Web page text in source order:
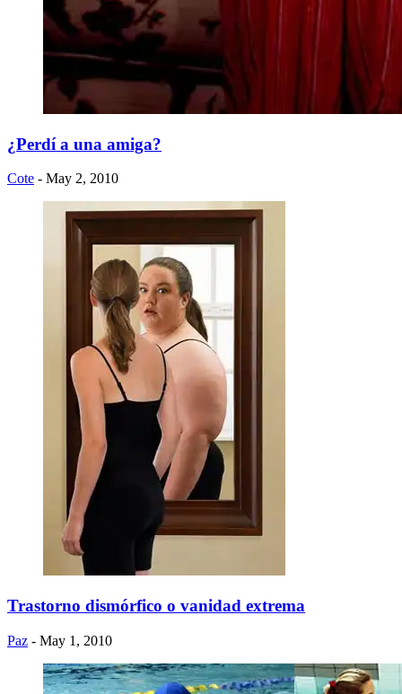
¿Perdí a una amiga?
Cote - May 2, 2010
Trastorno dismórfico o vanidad extrema
Paz - May 1, 2010